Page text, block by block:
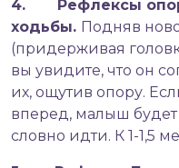
4. Рефлексы
ходьбы. Подняв
(придерживая
вы увидите, что он
их, ощутив опору.
вперед, малыш
словно идти. К 1-1,5